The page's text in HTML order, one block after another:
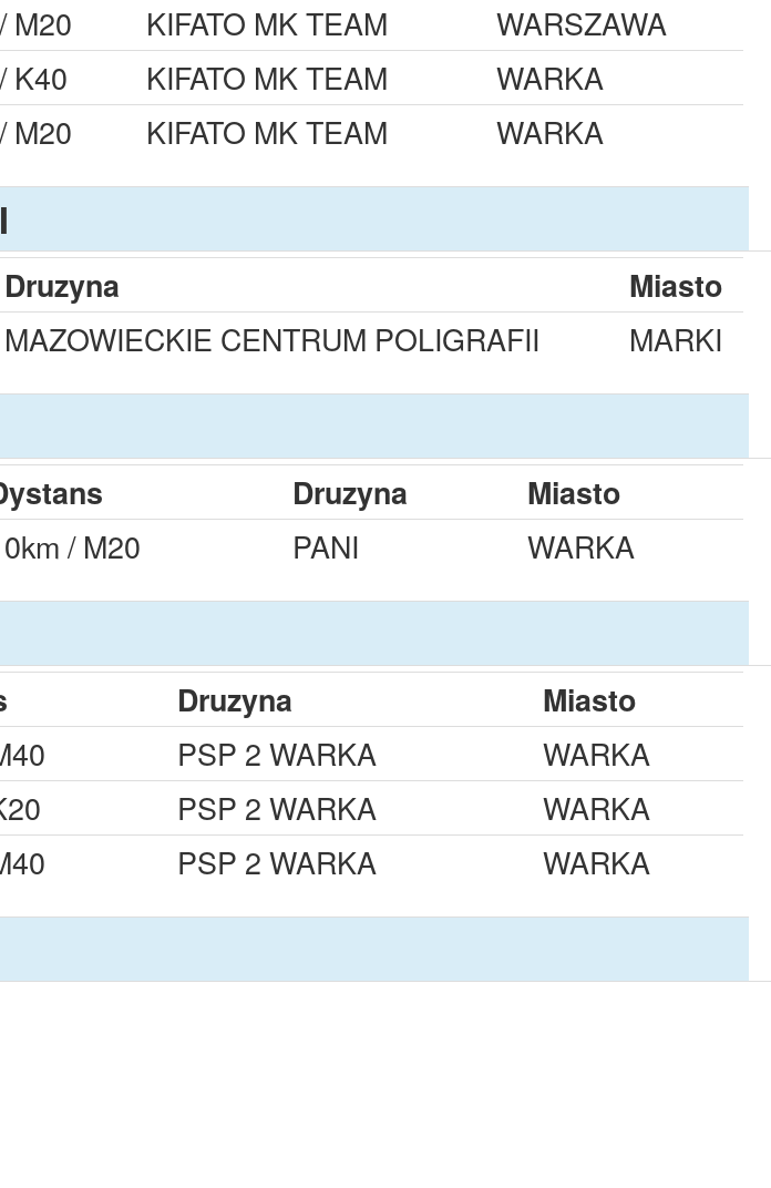
M20 KIFATO MK TEAM
WARSZAWA
K40 KIFATO MK TEAM
WARKA
M20 KIFATO MK TEAM WARKA
Druzyna Miasto
MAZOWIECKIE CENTRUM POLIGRAFII MARKI
Druzyna Miasto
/ M20 PANI WARKA
Druzyna Miasto
PSP 2 WARKA
WARKA
PSP 2 WARKA
WARKA
PSP 2 WARKA WARKA